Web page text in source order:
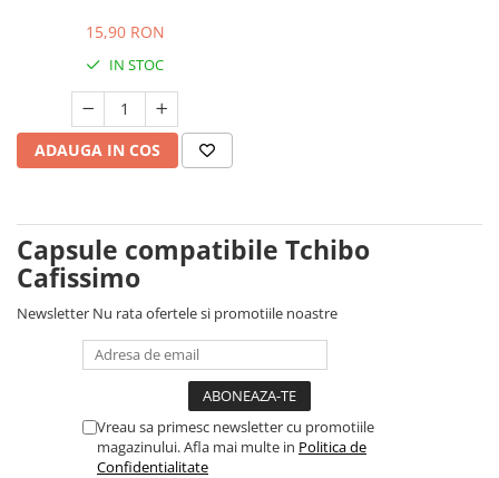
Cafissimo, Caffitaly si Beanz
15,90 RON
IN STOC
ADAUGA IN COS
Capsule compatibile Tchibo
Cafissimo
Newsletter Nu rata ofertele si promotiile noastre
Vreau sa primesc newsletter cu promotiile
magazinului. Afla mai multe in Politica de
Confidentialitate